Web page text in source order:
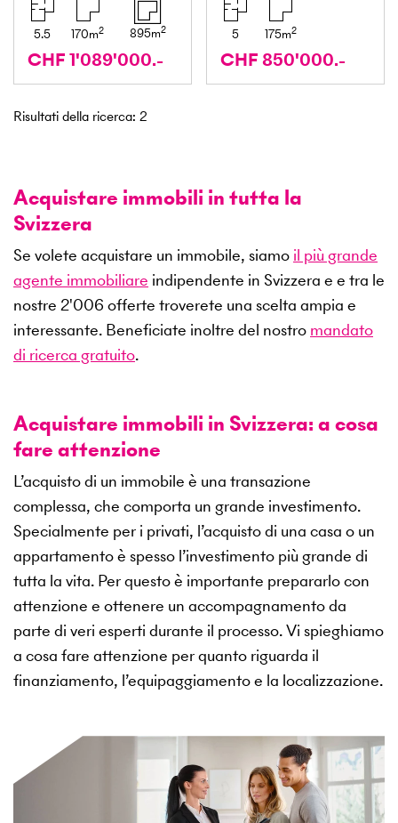
5.5 170m2 895m2
CHF 1'089'000.-
5 175m2
CHF 850'000.-
Risultati della ricerca: 2
Acquistare immobili in tutta la
Svizzera
Se volete acquistare un immobile, siamo il più grande
agente immobiliare indipendente in Svizzera e e tra le
nostre 2'006 offerte troverete una scelta ampia e
interessante. Beneficiate inoltre del nostro mandato
di ricerca gratuito.
Acquistare immobili in Svizzera: a cosa
fare attenzione
L’acquisto di un immobile è una transazione
complessa, che comporta un grande investimento.
Specialmente per i privati, l’acquisto di una casa o un
appartamento è spesso l’investimento più grande di
tutta la vita. Per questo è importante prepararlo con
attenzione e ottenere un accompagnamento da
parte di veri esperti durante il processo. Vi spieghiamo
a cosa fare attenzione per quanto riguarda il
finanziamento, l’equipaggiamento e la localizzazione.